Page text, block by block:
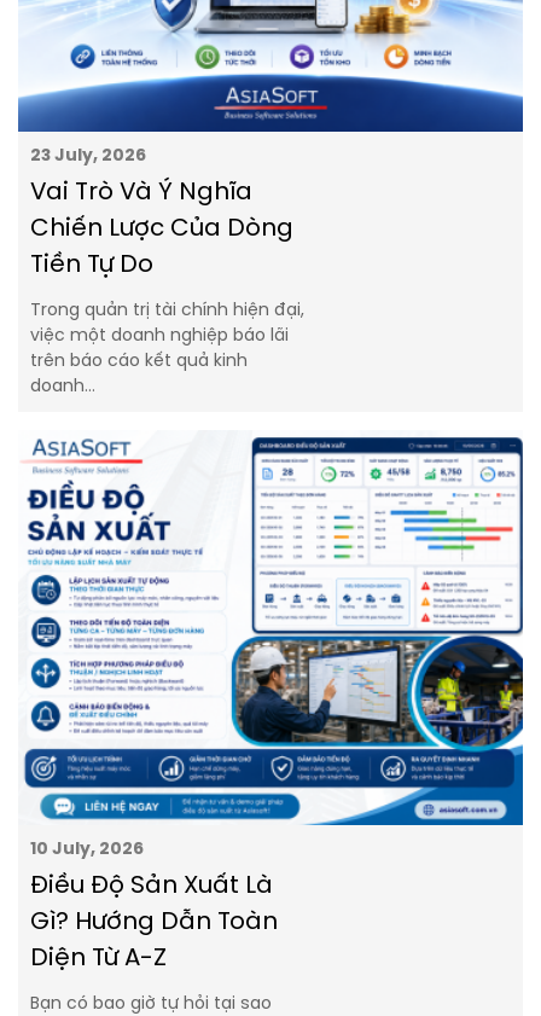
23 July, 2026
Vai Trò Và Ý Nghĩa
Chiến Lược Của Dòng
Tiền Tự Do
Trong quản trị tài chính hiện đại,
việc một doanh nghiệp báo lãi
trên báo cáo kết quả kinh
doanh…
10 July, 2026
Điều Độ Sản Xuất Là
Gì? Hướng Dẫn Toàn
Diện Từ A-Z
Bạn có bao giờ tự hỏi tại sao